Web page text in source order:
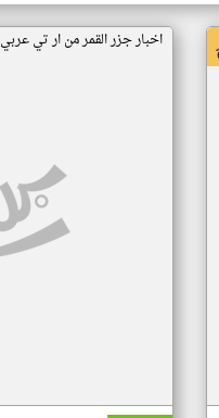
اخبار جزر القمر من ار تي عربي